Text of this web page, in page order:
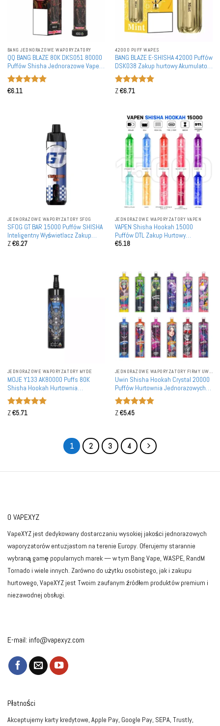
BANG JEDNORAZOWE WAPORYZATORY
QQ BANG BLAZE 80K DKS051 80000
Puffów Shisha Jednorazowe Vape z
Inteligentnym Wyświetlaczem
Hurtownia Zakup Bulkowy
Oceniono
€6.11
42000 PUFF WAPES
BANG BLAZE E-SHISHA 42000 Puffów
DSK038 Zakup hurtowy Akumulatory
Waporyzatory jednorazowe
Rechargeable
Oceniono
Z€6.71
JEDNORAZOWE WAPORYZATORY SFOG
SFOG GT BAR 15000 Puffów SHISHA
Inteligentny Wyświetlacz Zakup
Hurtowy Akumulatory Waporyzatory
Z€6.27
JEDNORAZOWE WAPORYZATORY VAPEN
VAPEN Shisha Hookah 15000
Puffów DTL Zakup Hurtowy
Akumulatory Waporyzatory
€5.18
JEDNORAZOWE WAPORYZATORY MYDE
MOJE Y133 AK80000 Puffs 80K
Shisha Hookah Hurtownia
Jednorazowe Vape Ekran LED Zakup
Hurtowy
Oceniono
Z€5.71
JEDNORAZOWE WAPORYZATORY FIRMY UWIN
Uwin Shisha Hookah Crystal 20000
Puffów Hurtownia Jednorazowych
Waporyzatorów Z Możliwością
Ponownego Naładowania
Oceniono
Z€5.45
1 2 3 4
O VAPEXYZ
VapeXYZ jest dedykowany dostarczaniu wysokiej jakości jednorazowych
waporyzatorów entuzjastom na terenie Europy. Oferujemy starannie
wybraną gamę popularnych marek — w tym Bang Vape, WASPE, RandM
Tornado i wiele innych. Zarówno do użytku osobistego, jak i zakupu
hurtowego, VapeXYZ jest Twoim zaufanym źródłem produktów premium i
niezawodnej obsługi.
E-mail: info@vapexyz.com
Płatności
Akceptujemy karty kredytowe, Apple Pay, Google Pay, SEPA, Trustly,